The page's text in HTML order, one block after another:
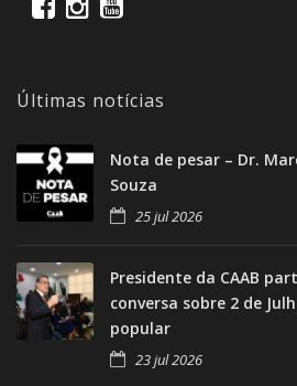
Últimas notícias
Nota de pesar – Dr.
Souza
25 jul 2026
Presidente da CAAB
conversa sobre 2 de
popular
23 jul 2026